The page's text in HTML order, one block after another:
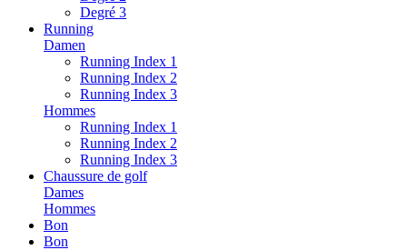
Degré 3
Running
Damen
Running Index 1
Running Index 2
Running Index 3
Hommes
Running Index 1
Running Index 2
Running Index 3
Chaussure de golf
Dames
Hommes
Bon
Bon